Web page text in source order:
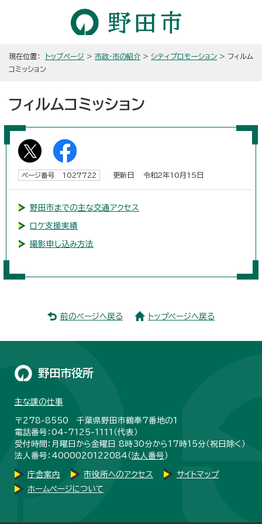
現在位置： トップページ > 市政・市の紹介 > シティプロモーション > フィルム
コミッション
フィルムコミッション
ページ番号 1027722 更新日 令和2年10月15日
野田市までの主な交通アクセス
ロケ支援実績
撮影申し込み方法
前のページへ戻る トップページへ戻る
野田市役所
主な課の仕事
〒278-8550 千葉県野田市鶴奉7番地の1
電話番号：04-7125-1111（代表）
受付時間：月曜日から金曜日 8時30分から17時15分（祝日除く）
法人番号：4000020122084（法人番号 ）
庁舎案内 市役所へのアクセス
サイトマップ
ホームページについて